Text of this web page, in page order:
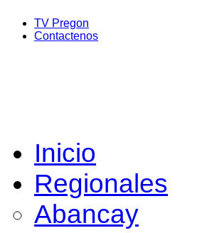
TV Pregon
Contactenos
Inicio
Regionales
Abancay